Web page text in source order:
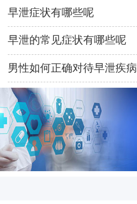
早泄症状有哪些呢
早泄的常见症状有哪些呢
男性如何正确对待早泄疾病